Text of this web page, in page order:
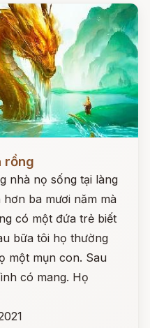
rồng
nhà nọ sống tại làng
ba mươi năm mà
có một đứa trẻ biết
bữa tôi họ thường
một mụn con. Sau
có mang. Họ